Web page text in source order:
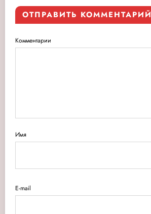
ОТПРАВИТЬ КОММЕНТАРИЙ
Комментарии
Имя
E-mail